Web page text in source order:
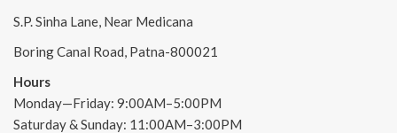
S.P. Sinha Lane, Near Medicana
Boring Canal Road, Patna-800021
Hours
Monday—Friday: 9:00AM–5:00PM
Saturday & Sunday: 11:00AM–3:00PM